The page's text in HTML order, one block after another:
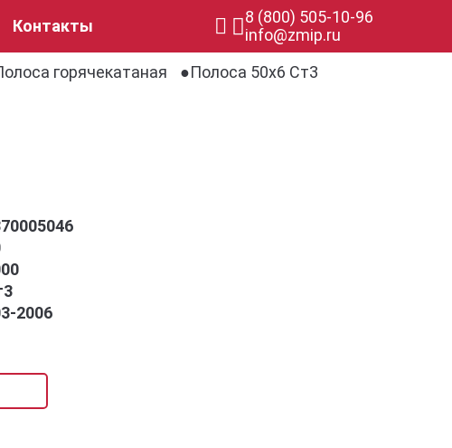
Контакты
8 (800) 505-10-96
info@zmip.ru
горячекатаная Полоса 50х6 Ст3
2006